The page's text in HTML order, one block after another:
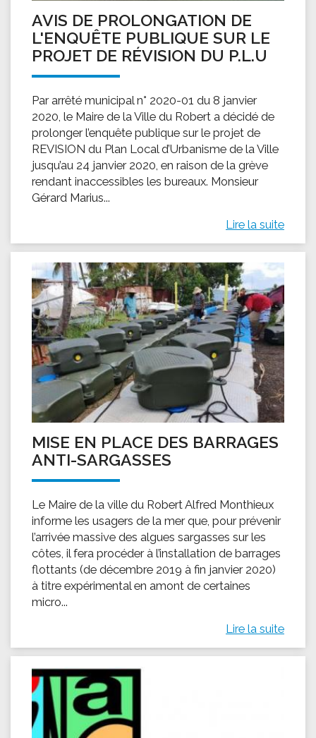
AVIS DE PROLONGATION DE
L'ENQUÊTE PUBLIQUE SUR LE
PROJET DE RÉVISION DU P.L.U
Par arrêté municipal n° 2020-01 du 8 janvier
2020, le Maire de la Ville du Robert a décidé de
prolonger l’enquête publique sur le projet de
REVISION du Plan Local d’Urbanisme de la Ville
jusqu’au 24 janvier 2020, en raison de la grève
rendant inaccessibles les bureaux. Monsieur
Gérard Marius...
Lire la suite
MISE EN PLACE DES BARRAGES
ANTI-SARGASSES
Le Maire de la ville du Robert Alfred Monthieux
informe les usagers de la mer que, pour prévenir
l’arrivée massive des algues sargasses sur les
côtes, il fera procéder à l’installation de barrages
flottants (de décembre 2019 à fin janvier 2020)
à titre expérimental en amont de certaines
micro...
Lire la suite